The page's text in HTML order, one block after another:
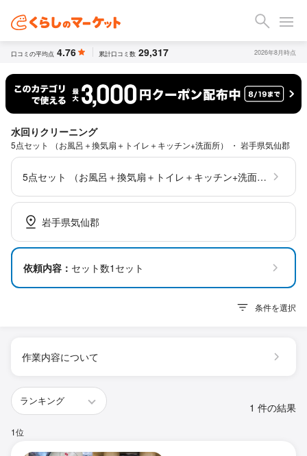
口コミの平均点 4.76 累計口コミ数 29,317 2026年8月時点
水回りクリーニング
5点セット （お風呂＋換気扇＋トイレ＋キッチン+洗面所） ・ 岩手県気仙郡
5点セット （お風呂＋換気扇＋トイレ＋キッチン+洗面所）
岩手県気仙郡
依頼内容： セット数1セット
条件を選択
作業内容について
1 件の結果
1位